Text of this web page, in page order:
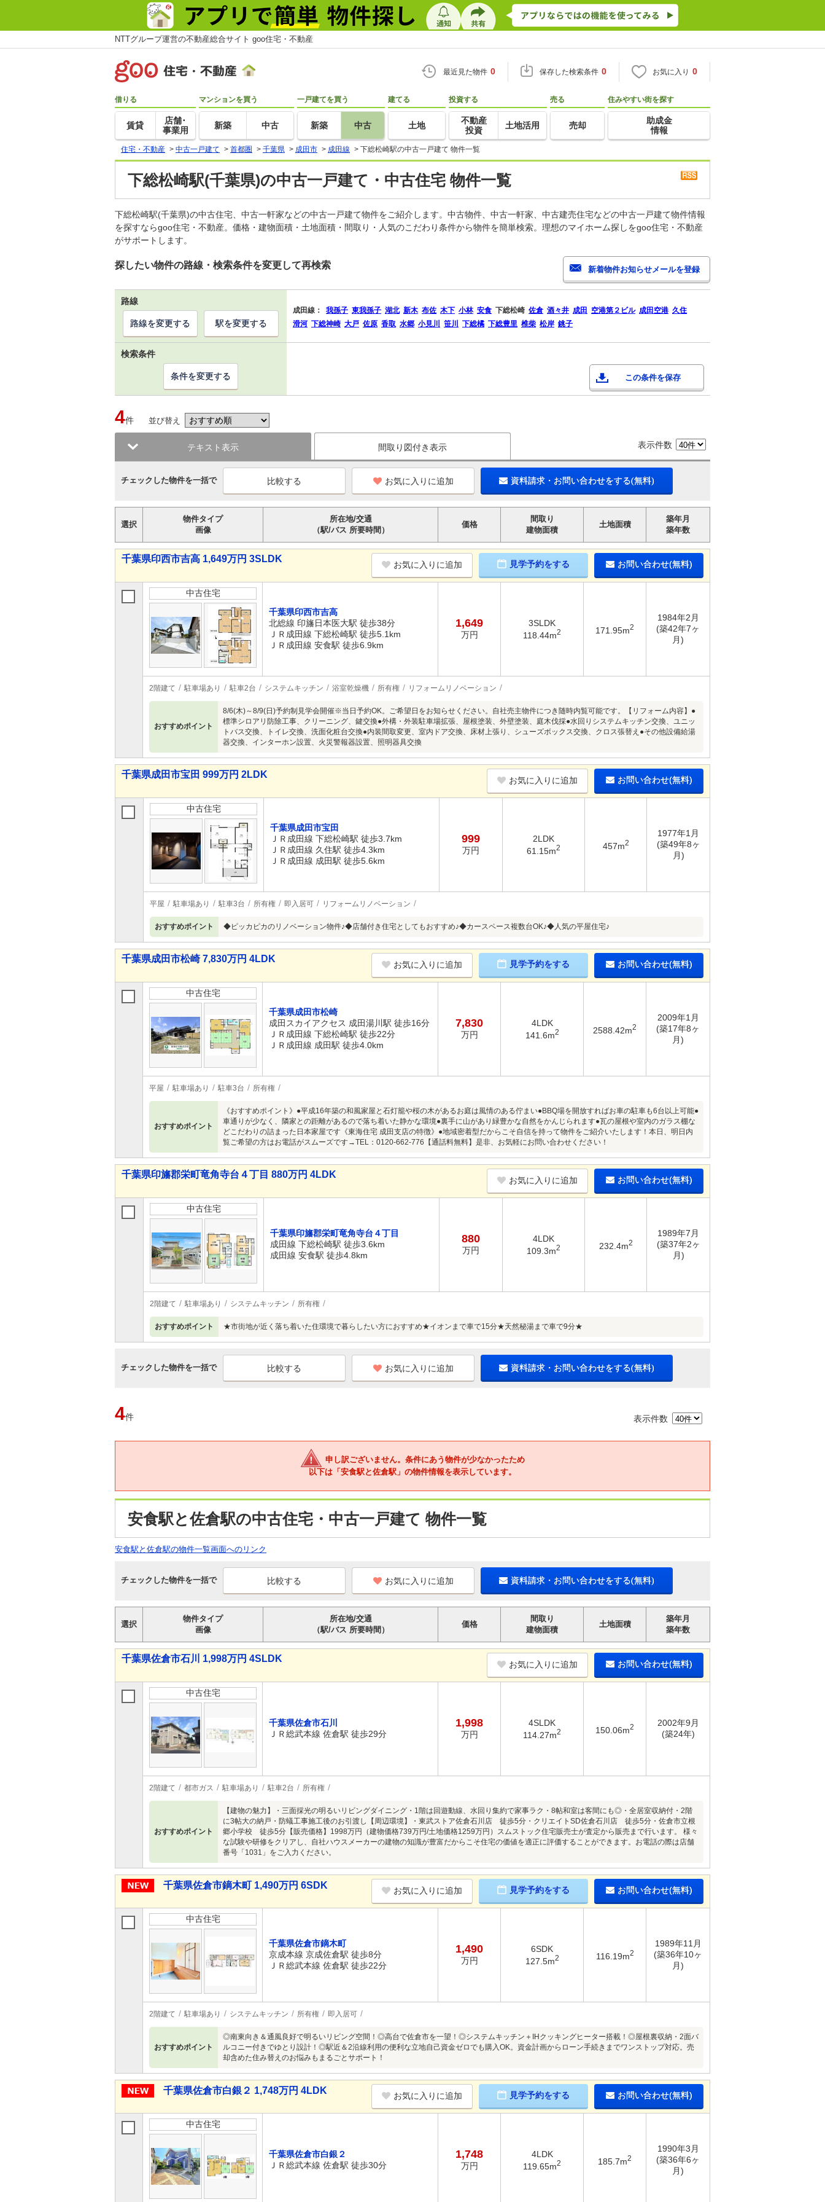
NTTグループ運営の不動産総合サイト goo住宅・不動産
最近見た物件 0 保存した検索条件 0 お気に入り 0
借りる
賃貸
店舗･
事業用
マンションを買う
新築 中古
一戸建てを買う
新築 中古
建てる
土地
投資する
不動産
投資
土地活用
売る
売却
住みやすい街を探す
助成金
情報
住宅・不動産 > 中古一戸建て > 首都圏 > 千葉県 > 成田市 > 成田線 > 下総松崎駅の中古一戸建て 物件一覧
下総松崎駅(千葉県)の中古一戸建て・中古住宅 物件一覧
下総松崎駅(千葉県)の中古住宅、中古一軒家などの中古一戸建て物件をご紹介します。中古物件、中古一軒家、中古建売住宅などの中古一戸建て物件情報
を探すならgoo住宅・不動産。価格・建物面積・土地面積・間取り・人気のこだわり条件から物件を簡単検索。理想のマイホーム探しをgoo住宅・不動産
がサポートします。
探したい物件の路線・検索条件を変更して再検索
路線
成田線： 我孫子 東我孫子 湖北 新木 布佐 木下 小林 安食 下総松崎 佐倉 酒々井 成田 空港第２ビル 成田空港 久住
滑河 下総神崎 大戸 佐原 香取 水郷 小見川 笹川 下総橘 下総豊里 椎柴 松岸 銚子
路線を変更する 駅を変更する
検索条件
この条件を保存
条件を変更する
4件 並び替え
テキスト表示 間取り図付き表示 表示件数
チェックした物件を一括で お気に入りに追加 資料請求・お問い合わせをする(無料)
選択
物件タイプ
画像
所在地/交通
（駅/バス 所要時間）
価格
間取り
建物面積
土地面積
築年月
築年数
千葉県印西市吉高 1,649万円 3SLDK
お気に入りに追加 見学予約をする お問い合わせ(無料)
中古住宅
千葉県印西市吉高
北総線 印旛日本医大駅 徒歩38分
ＪＲ成田線 下総松崎駅 徒歩5.1km
ＪＲ成田線 安食駅 徒歩6.9km
1,649
万円
3SLDK
118.44m2 171.95m2
1984年2月
(築42年7ヶ
月)
2階建て 駐車場あり 駐車2台 システムキッチン 浴室乾燥機 所有権 リフォームリノベーション
おすすめポイント
8/6(木)～8/9(日)予約制見学会開催※当日予約OK。ご希望日をお知らせください。自社売主物件につき随時内覧可能です。【リフォーム内容】●
標準シロアリ防除工事、クリーニング、鍵交換●外構・外装駐車場拡張、屋根塗装、外壁塗装、庭木伐採●水回りシステムキッチン交換、ユニッ
トバス交換、トイレ交換、洗面化粧台交換●内装間取変更、室内ドア交換、床材上張り、シューズボックス交換、クロス張替え●その他設備給湯
器交換、インターホン設置、火災警報器設置、照明器具交換
千葉県成田市宝田 999万円 2LDK
お気に入りに追加 お問い合わせ(無料)
中古住宅
千葉県成田市宝田
ＪＲ成田線 下総松崎駅 徒歩3.7km
ＪＲ成田線 久住駅 徒歩4.3km
ＪＲ成田線 成田駅 徒歩5.6km
999
万円
2LDK
61.15m2 457m2
1977年1月
(築49年8ヶ
月)
平屋 駐車場あり 駐車3台 所有権 即入居可 リフォームリノベーション
おすすめポイント ◆ピッカピカのリノベーション物件♪◆店舗付き住宅としてもおすすめ♪◆カースペース複数台OK♪◆人気の平屋住宅♪
千葉県成田市松崎 7,830万円 4LDK
お気に入りに追加 見学予約をする お問い合わせ(無料)
中古住宅
千葉県成田市松崎
成田スカイアクセス 成田湯川駅 徒歩16分
ＪＲ成田線 下総松崎駅 徒歩22分
ＪＲ成田線 成田駅 徒歩4.0km
7,830
万円
4LDK
141.6m2 2588.42m2
2009年1月
(築17年8ヶ
月)
平屋 駐車場あり 駐車3台 所有権
おすすめポイント
《おすすめポイント》●平成16年築の和風家屋と石灯籠や桜の木があるお庭は風情のある佇まい●BBQ場を開放すればお車の駐車も6台以上可能●
車通りが少なく、隣家との距離があるので落ち着いた静かな環境●裏手に山があり緑豊かな自然をかんじられます●瓦の屋根や室内のガラス棚な
どこだわりの詰まった日本家屋です《東海住宅 成田支店の特徴》●地域密着型だからこそ自信を持って物件をご紹介いたします！本日、明日内
覧ご希望の方はお電話がスムーズです→TEL：0120-662-776【通話料無料】是非、お気軽にお問い合わせください！
千葉県印旛郡栄町竜角寺台４丁目 880万円 4LDK
お気に入りに追加 お問い合わせ(無料)
中古住宅
千葉県印旛郡栄町竜角寺台４丁目
成田線 下総松崎駅 徒歩3.6km
成田線 安食駅 徒歩4.8km
880
万円
4LDK
109.3m2 232.4m2
1989年7月
(築37年2ヶ
月)
2階建て 駐車場あり システムキッチン 所有権
おすすめポイント ★市街地が近く落ち着いた住環境で暮らしたい方におすすめ★イオンまで車で15分★天然秘湯まで車で9分★
チェックした物件を一括で お気に入りに追加 資料請求・お問い合わせをする(無料)
4件 表示件数
申し訳ございません。条件にあう物件が少なかったため
以下は「安食駅と佐倉駅」の物件情報を表示しています。
安食駅と佐倉駅の中古住宅・中古一戸建て 物件一覧
安食駅と佐倉駅の物件一覧画面へのリンク
チェックした物件を一括で お気に入りに追加 資料請求・お問い合わせをする(無料)
選択
物件タイプ
画像
所在地/交通
（駅/バス 所要時間）
価格
間取り
建物面積
土地面積
築年月
築年数
千葉県佐倉市石川 1,998万円 4SLDK
お気に入りに追加 お問い合わせ(無料)
中古住宅
千葉県佐倉市石川
ＪＲ総武本線 佐倉駅 徒歩29分
1,998
万円
4SLDK
114.27m2 150.06m2
2002年9月
(築24年)
2階建て 都市ガス 駐車場あり 駐車2台 所有権
おすすめポイント
【建物の魅力】・三面採光の明るいリビングダイニング・1階は回遊動線、水回り集約で家事ラク・8帖和室は客間にも◎・全居室収納付・2階
に3帖大の納戸・防蟻工事施工後のお引渡し【周辺環境】・東武ストア佐倉石川店 徒歩5分・クリエイトSD佐倉石川店 徒歩5分・佐倉市立根
郷小学校 徒歩5分【販売価格】1998万円（建物価格739万円/土地価格1259万円）スムストック住宅販売士が査定から販売まで行います。 様々
な試験や研修をクリアし、自社ハウスメーカーの建物の知識が豊富だからこそ住宅の価値を適正に評価することができます。お電話の際は店舗
番号「1031」をご入力ください。
千葉県佐倉市鏑木町 1,490万円 6SDK お気に入りに追加 見学予約をする お問い合わせ(無料)
中古住宅
千葉県佐倉市鏑木町
京成本線 京成佐倉駅 徒歩8分
ＪＲ総武本線 佐倉駅 徒歩22分
1,490
万円
6SDK
127.5m2 116.19m2
1989年11月
(築36年10ヶ
月)
2階建て 駐車場あり システムキッチン 所有権 即入居可
おすすめポイント
◎南東向き＆通風良好で明るいリビング空間！◎高台で佐倉市を一望！◎システムキッチン＋IHクッキングヒーター搭載！◎屋根裏収納・2面バ
ルコニー付きでゆとり設計！◎駅近＆2沿線利用の便利な立地自己資金ゼロでも購入OK。資金計画からローン手続きまでワンストップ対応。売
却含めた住み替えのお悩みもまるごとサポート！
千葉県佐倉市白銀２ 1,748万円 4LDK お気に入りに追加 見学予約をする お問い合わせ(無料)
中古住宅
千葉県佐倉市白銀２
ＪＲ総武本線 佐倉駅 徒歩30分
1,748
万円
4LDK
119.65m2 185.7m2
1990年3月
(築36年6ヶ
月)